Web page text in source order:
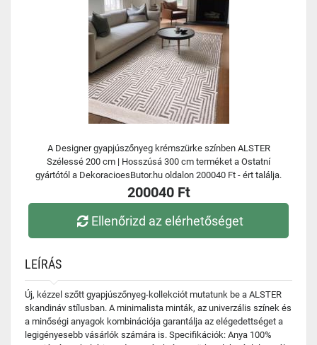
A Designer gyapjúszőnyeg krémszürke színben ALSTER
Szélessé 200 cm | Hosszúsá 300 cm terméket a Ostatní
gyártótól a DekoracioesButor.hu oldalon 200040 Ft - ért találja.
200040 Ft
Ellenőrizd az elérhetőséget
LEÍRÁS
Új, kézzel szőtt gyapjúszőnyeg-kollekciót mutatunk be a ALSTER
skandináv stílusban. A minimalista minták, az univerzális színek és
a minőségi anyagok kombinációja garantálja az elégedettséget a
legigényesebb vásárlók számára is. Specifikációk: Anya 100%